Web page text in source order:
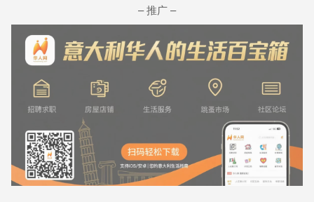
– 推广 –